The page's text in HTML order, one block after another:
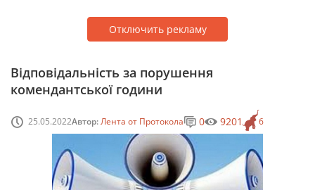
Отключить рекламу
Відповідальність за порушення
комендантської години
25.05.2022Автор:Лента от Протокола 6
0 9201